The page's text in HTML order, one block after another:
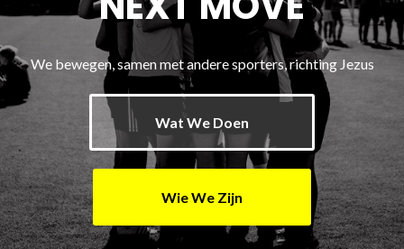
We bewegen, samen met andere sporters, richting Jezus
Wat We Doen
Wie We Zijn